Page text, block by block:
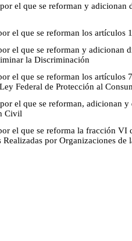
el que se reforman y adicionan
el que se reforman los artículos
el que se reforman y adicionan
la Discriminación
el que se reforman los artículos
Federal de Protección al
el que se reforman, adicionan
Civil
el que se reforma la fracción VI
por Organizaciones de